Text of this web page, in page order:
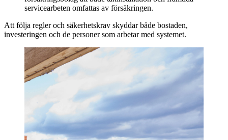
servicearbeten omfattas av försäkringen.
Att följa regler och säkerhetskrav skyddar både bostaden,
investeringen och de personer som arbetar med systemet.